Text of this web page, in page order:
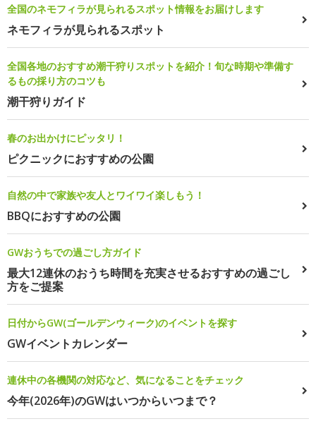
全国のネモフィラが見られるスポット情報をお届けします
ネモフィラが見られるスポット
全国各地のおすすめ潮干狩りスポットを紹介！旬な時期や準備す
るもの採り方のコツも
潮干狩りガイド
春のお出かけにピッタリ！
ピクニックにおすすめの公園
自然の中で家族や友人とワイワイ楽しもう！
BBQにおすすめの公園
GWおうちでの過ごし方ガイド
最大12連休のおうち時間を充実させるおすすめの過ごし
方をご提案
日付からGW(ゴールデンウィーク)のイベントを探す
GWイベントカレンダー
連休中の各機関の対応など、気になることをチェック
今年(2026年)のGWはいつからいつまで？